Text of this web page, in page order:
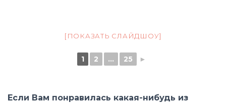
[ПОКАЗАТЬ СЛАЙДШОУ]
1 2 ... 25 ►
Если Вам понравилась какая-нибудь из